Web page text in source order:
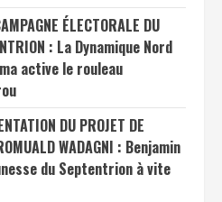
ÉLECTORALE DU
: La Dynamique Nord
active le rouleau
DU PROJET DE
WADAGNI : Benjamin
du Septentrion à vite